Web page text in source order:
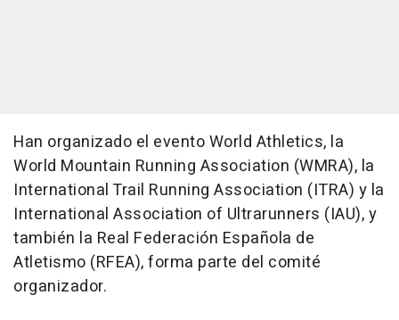
Han organizado el evento World Athletics, la
World Mountain Running Association (WMRA), la
International Trail Running Association (ITRA) y la
International Association of Ultrarunners (IAU), y
también la Real Federación Española de
Atletismo (RFEA), forma parte del comité
organizador.